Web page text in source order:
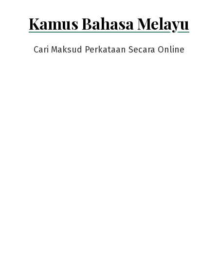
Kamus Bahasa Melayu
Cari Maksud Perkataan Secara Online